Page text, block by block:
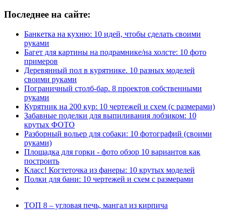
Последнее на сайте:
Банкетка на кухню: 10 идей, чтобы сделать своими
руками
Багет для картины на подрамнике/на холсте: 10 фото
примеров
Деревянный пол в курятнике. 10 разных моделей
своими руками
Пограничный столб-бар. 8 проектов собственными
руками
Курятник на 200 кур: 10 чертежей и схем (с размерами)
Забавные поделки для выпиливания лобзиком: 10
крутых ФОТО
Разборный вольер для собаки: 10 фотографий (своими
руками)
Площадка для горки - фото обзор 10 вариантов как
построить
Класс! Когтеточка из фанеры: 10 крутых моделей
Полки для бани: 10 чертежей и схем с размерами
ТОП 8 – угловая печь, мангал из кирпича